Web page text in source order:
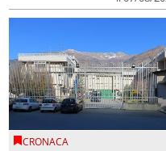
CRONACA